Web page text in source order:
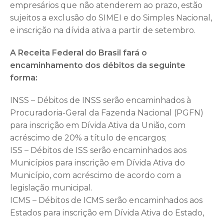
empresários que não atenderem ao prazo, estão
sujeitos a exclusão do SIMEI e do Simples Nacional,
e inscrição na dívida ativa a partir de setembro.
A Receita Federal do Brasil fará o
encaminhamento dos débitos da seguinte
forma:
INSS – Débitos de INSS serão encaminhados à
Procuradoria-Geral da Fazenda Nacional (PGFN)
para inscrição em Dívida Ativa da União, com
acréscimo de 20% a título de encargos;
ISS – Débitos de ISS serão encaminhados aos
Municípios para inscrição em Dívida Ativa do
Município, com acréscimo de acordo com a
legislação municipal.
ICMS – Débitos de ICMS serão encaminhados aos
Estados para inscrição em Dívida Ativa do Estado,